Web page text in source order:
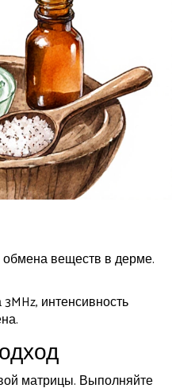
обмена веществ в дерме.
интенсивность
матрицы. Выполняйте